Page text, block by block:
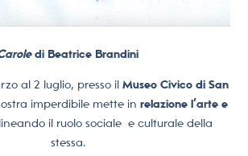
di Beatrice Brandini
al 2 luglio, presso il Museo Civico di San
imperdibile mette in relazione l’arte e
il ruolo sociale e culturale della
stessa.